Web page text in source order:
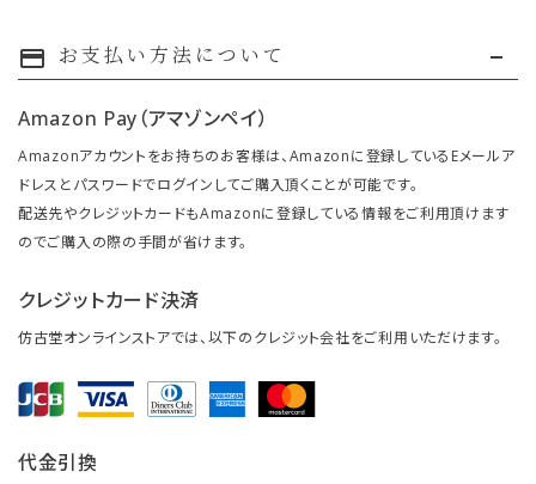
payment お支払い方法について
Amazon Pay（アマゾンペイ）
Amazonアカウントをお持ちのお客様は、Amazonに登録しているEメールア
ドレスとパスワードでログインしてご購入頂くことが可能です。
配送先やクレジットカードもAmazonに登録している情報をご利用頂けます
のでご購入の際の手間が省けます。
クレジットカード決済
仿古堂オンラインストアでは、以下のクレジット会社をご利用いただけます。
代金引換